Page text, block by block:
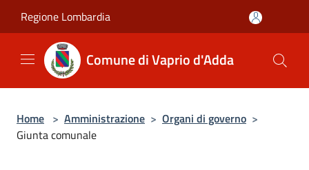
Regione Lombardia
Comune di Vaprio d'Adda
Home > Amministrazione > Organi di governo >
Giunta comunale